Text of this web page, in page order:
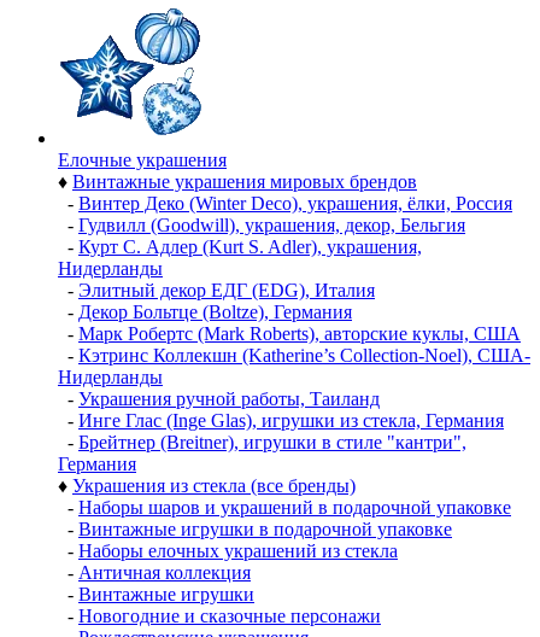
Елочные украшения
♦ Винтажные украшения мировых брендов
- Винтер Деко (Winter Deco), украшения, ёлки, Россия
- Гудвилл (Goodwill), украшения, декор, Бельгия
- Курт С. Адлер (Kurt S. Adler), украшения,
Нидерланды
- Элитный декор ЕДГ (EDG), Италия
- Декор Больтце (Boltze), Германия
- Марк Робертс (Mark Roberts), авторские куклы, США
- Кэтринс Коллекшн (Katherine’s Collection-Noel), США-
Нидерланды
- Украшения ручной работы, Таиланд
- Инге Глас (Inge Glas), игрушки из стекла, Германия
- Брейтнер (Breitner), игрушки в стиле "кантри",
Германия
♦ Украшения из стекла (все бренды)
- Наборы шаров и украшений в подарочной упаковке
- Винтажные игрушки в подарочной упаковке
- Наборы елочных украшений из стекла
- Античная коллекция
- Винтажные игрушки
- Новогодние и сказочные персонажи